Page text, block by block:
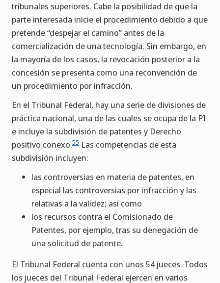
tribunales superiores. Cabe la posibilidad de que la
parte interesada inicie el procedimiento debido a que
pretende “despejar el camino” antes de la
comercialización de una tecnología. Sin embargo, en
la mayoría de los casos, la revocación posterior a la
concesión se presenta como una reconvención de
un procedimiento por infracción.
En el Tribunal Federal, hay una serie de divisiones de
práctica nacional, una de las cuales se ocupa de la PI
e incluye la subdivisión de patentes y Derecho
positivo conexo.55 Las competencias de esta
subdivisión incluyen:
las controversias en materia de patentes, en
especial las controversias por infracción y las
relativas a la validez; así como
los recursos contra el Comisionado de
Patentes, por ejemplo, tras su denegación de
una solicitud de patente.
El Tribunal Federal cuenta con unos 54 jueces. Todos
los jueces del Tribunal Federal ejercen en varios